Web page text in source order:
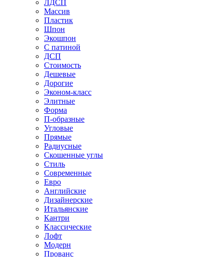
ЛДСП
Массив
Пластик
Шпон
Экошпон
С патиной
ДСП
Стоимость
Дешевые
Дорогие
Эконом-класс
Элитные
Форма
П-образные
Угловые
Прямые
Радиусные
Скошенные углы
Стиль
Современные
Евро
Английские
Дизайнерские
Итальянские
Кантри
Классические
Лофт
Модерн
Прованс